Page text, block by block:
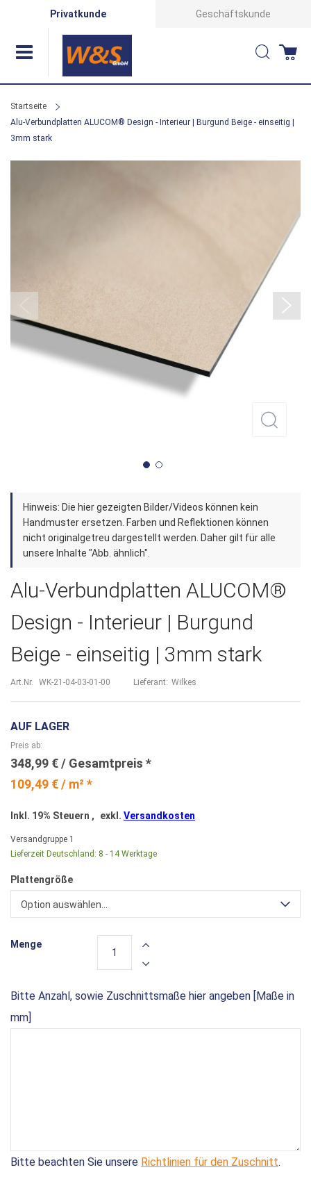
Privatkunde Geschäftskunde
Suche
Startseite
Alu-Verbundplatten ALUCOM® Design - Interieur | Burgund Beige - einseitig |
3mm stark
Zum
Anfang
der
Bildergalerie
Hinweis: Die hier gezeigten Bilder/Videos können kein
Handmuster ersetzen. Farben und Reflektionen können
nicht originalgetreu dargestellt werden. Daher gilt für alle
unsere Inhalte "Abb. ähnlich".
Alu-Verbundplatten ALUCOM®
Design - Interieur | Burgund
Beige - einseitig | 3mm stark
Art.Nr. WK-21-04-03-01-00 Lieferant: Wilkes
AUF LAGER
109,49 € / m² *
Preis ab
348,99 €
Inkl. 19% Steuern , exkl. Versandkosten
Versandgruppe 1
Lieferzeit Deutschland: 8 - 14 Werktage
Plattengröße
Option auswählen...
Bitte Anzahl, sowie Zuschnittsmaße hier angeben [Maße in
mm]
Bitte beachten Sie unsere Richtlinien für den Zuschnitt.
Menge